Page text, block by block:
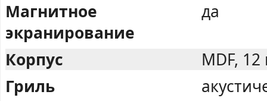
Магнитное
экранирование
да
Корпус
MDF,
Гриль